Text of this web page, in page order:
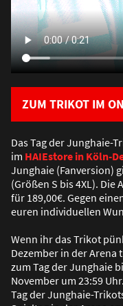
ZUM TRIKOT IM
Das Tag der Junghaie-
im HAIEstore in Köln-
Junghaie (Fanversion)
(Größen S bis 4XL). Die
für 189,00€. Gegen
euren individuellen
Wenn ihr das Trikot
Dezember in der
zum Tag der Junghaie
November um 23:59
Tag der Junghaie-